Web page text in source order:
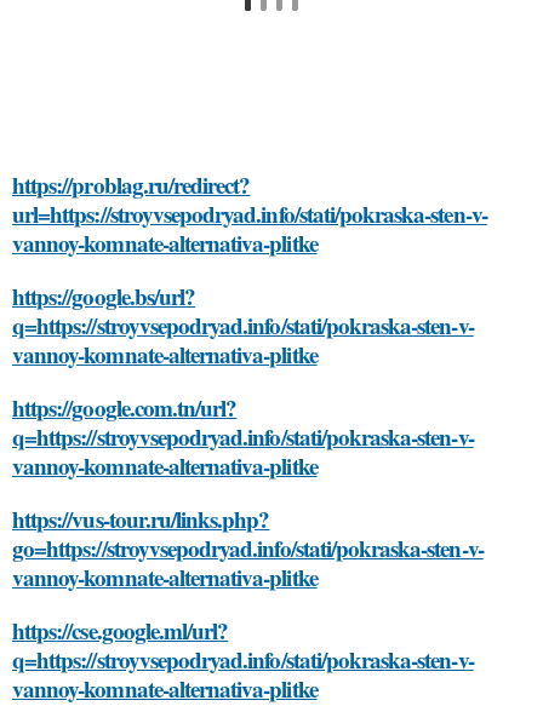
https://problag.ru/redirect?
url=https://stroyvsepodryad.info/stati/pokraska-sten-v-
vannoy-komnate-alternativa-plitke
https://google.bs/url?
q=https://stroyvsepodryad.info/stati/pokraska-sten-v-
vannoy-komnate-alternativa-plitke
https://google.com.tn/url?
q=https://stroyvsepodryad.info/stati/pokraska-sten-v-
vannoy-komnate-alternativa-plitke
https://vus-tour.ru/links.php?
go=https://stroyvsepodryad.info/stati/pokraska-sten-v-
vannoy-komnate-alternativa-plitke
https://cse.google.ml/url?
q=https://stroyvsepodryad.info/stati/pokraska-sten-v-
vannoy-komnate-alternativa-plitke